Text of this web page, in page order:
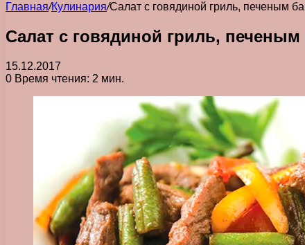
Главная/Кулинария/Салат с говядиной гриль, печеным
Салат с говядиной гриль,
15.12.2017
0 Время чтения: 2 мин.